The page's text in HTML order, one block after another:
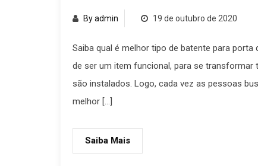
By admin 19 de outubro de 2020
Saiba qual é melhor tipo de batente para
de ser um item funcional, para se transformar
são instalados. Logo, cada vez as pessoas
melhor […]
Saiba Mais